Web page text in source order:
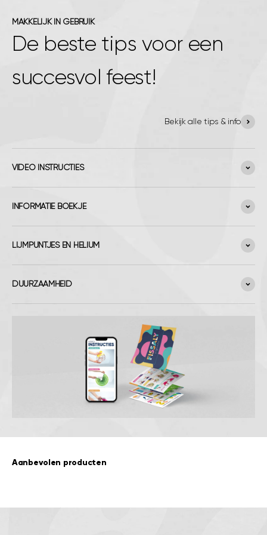
MAKKELIJK IN GEBRUIK
De beste tips voor een
succesvol feest!
Bekijk alle tips & info
VIDEO INSTRUCTIES
INFORMATIE BOEKJE
LIJMPUNTJES EN HELIUM
DUURZAAMHEID
Aanbevolen producten